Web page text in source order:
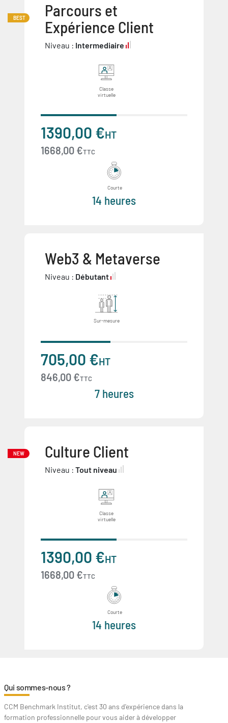
BEST
Parcours et
Expérience Client
Niveau : Intermediaire
Classe
virtuelle
1390,00 €HT
1668,00 €TTC
Courte
14 heures
Web3 & Metaverse
Niveau : Débutant
Sur-mesure
705,00 €HT
846,00 €TTC
7 heures
NEW Culture Client
Niveau : Tout niveau
Classe
virtuelle
1390,00 €HT
1668,00 €TTC
Courte
14 heures
Qui sommes-nous ?
CCM Benchmark Institut, c'est 30 ans d'expérience dans la
formation professionnelle pour vous aider à développer